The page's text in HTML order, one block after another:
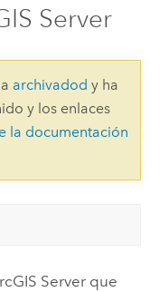
Server
archivadod y ha
y los enlaces
la documentación
Serverque